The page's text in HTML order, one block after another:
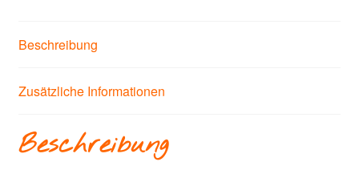
Beschreibung
Zusätzliche Informationen
Beschreibung